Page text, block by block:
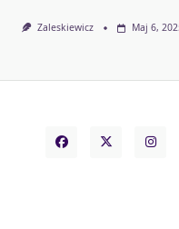
Zaleskiewicz Maj 6,